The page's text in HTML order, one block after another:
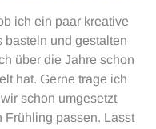
ich ein paar kreative
basteln und gestalten
über die Jahre schon
hat. Gerne trage ich
schon umgesetzt
Frühling passen. Lasst